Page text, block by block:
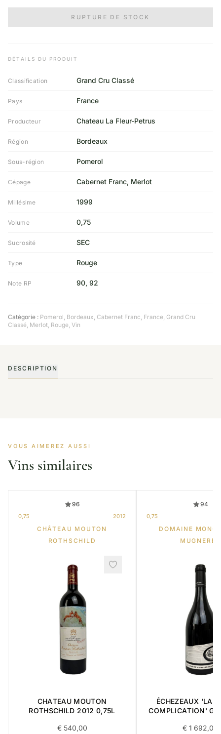
RUPTURE DE STOCK
DÉTAILS DU PRODUIT
Classification Grand Cru Classé
Pays France
Producteur Chateau La Fleur-Petrus
Région Bordeaux
Sous-région Pomerol
Cépage Cabernet Franc, Merlot
Millésime 1999
Volume 0,75
Sucrosité SEC
Type Rouge
Note RP 90, 92
Catégorie : Pomerol, Bordeaux, Cabernet Franc, France, Grand Cru
Classé, Merlot, Rouge, Vin
DESCRIPTION
VOUS AIMEREZ AUSSI
Vins similaires
96
0,75 2012
CHÂTEAU MOUTON
ROTHSCHILD
CHATEAU MOUTON
ROTHSCHILD 2012 0,75L
€540,00
94
0,75
DOMAINE
MUGNERET
ÉCHEZEAUX 'LA
COMPLICATION'
ARTICLES
€ 1 692,00